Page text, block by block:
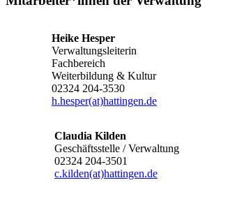
Heike Hesper
Verwaltungsleiterin
Fachbereich
Weiterbildung & Kultur
02324 204-3530
h.hesper(at)hattingen.de
Claudia Kilden
Geschäftsstelle / Verwaltung
02324 204-3501
c.kilden(at)hattingen.de